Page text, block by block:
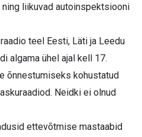
liikuvad autoinspektsiooni
teel Eesti, Läti ja Leedu
algama ühel ajal kell 17.
õnnestumiseks kohustatud
Neidki ei olnud
ettevõtmise mastaabid